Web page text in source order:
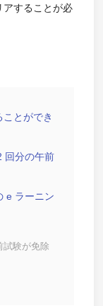
アすることが必
とができ
回分の午前
e ラーニン
試験が免除